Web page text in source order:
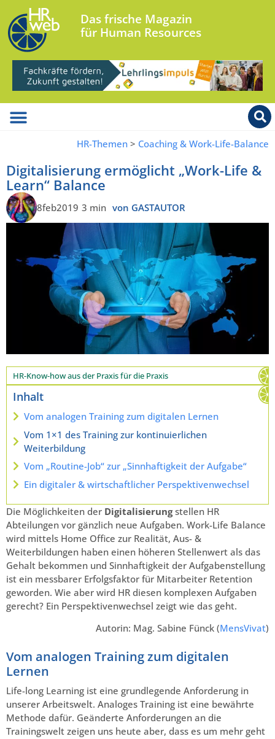
Das frische Magazin
für Human Resources
HR-Themen > Coaching & Work-Life-Balance
Digitalisierung ermöglicht „Work-Life &
Learn“ Balance
8feb2019 3 min von GASTAUTOR
HR-Know-how aus der Praxis für die Praxis
Inhalt
Vom analogen Training zum digitalen Lernen
Vom 1×1 des Training zur kontinuierlichen
Weiterbildung
Vom „Routine-Job“ zur „Sinnhaftigkeit der Aufgabe“
Ein digitaler & wirtschaftlicher Perspektivenwechsel
Die Möglichkeiten der Digitalisierungstellen HR
Abteilungen vor gänzlich neue Aufgaben. Work-Life Balance
wird mittels Home Office zur Realität, Aus- &
Weiterbildungen haben einen höheren Stellenwert als das
Gehalt bekommen und Sinnhaftigkeit der Aufgabenstellung
ist ein messbarer Erfolgsfaktor für Mitarbeiter Retention
geworden. Wie aber wird HR diesen komplexen Aufgaben
gerecht? Ein Perspektivenwechsel zeigt wie das geht.
Autorin: Mag. Sabine Fünck (MensVivat)
Vom analogen Training zum digitalen
Lernen
Life-long Learning ist eine grundlegende Anforderung in
unserer Arbeitswelt. Analoges Training ist eine bewährte
Methode dafür. Geänderte Anforderungen an die
Trainingswelt zeigen uns heute aber, dass es um mehr geht